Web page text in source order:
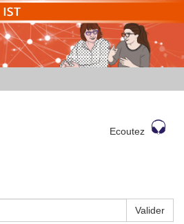
Ecoutez
Valider